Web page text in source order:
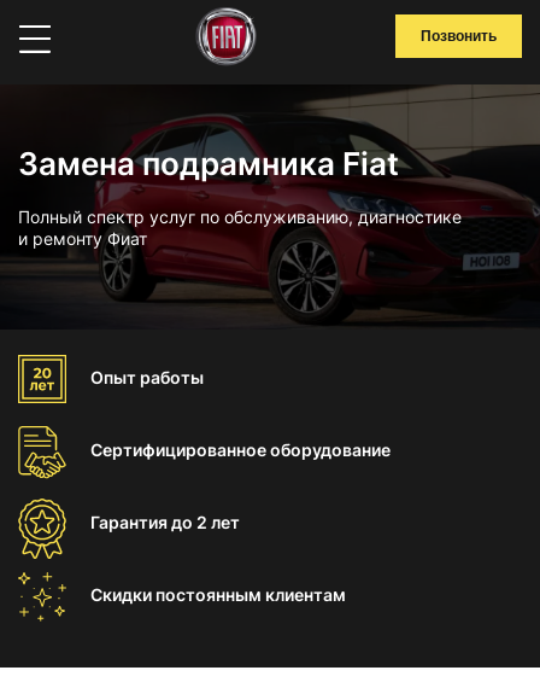
Позвонить
Замена подрамника Fiat
Полный спектр услуг по обслуживанию, диагностике
и ремонту Фиат
Опыт работы
Сертифицированноеоборудование
Гарантиядо 2 лет
Скидки постоянным клиентам